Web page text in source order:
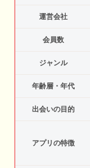
運営会社
会員数
ジャンル
年齢層・年代
出会いの目的
アプリの特徴